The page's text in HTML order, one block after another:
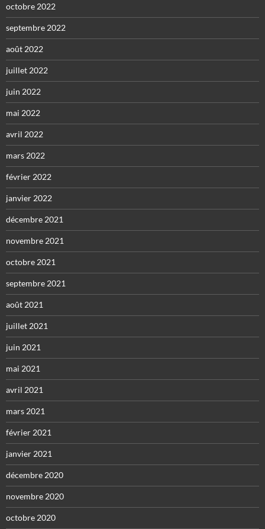
octobre 2022
septembre 2022
août 2022
juillet 2022
juin 2022
mai 2022
avril 2022
mars 2022
février 2022
janvier 2022
décembre 2021
novembre 2021
octobre 2021
septembre 2021
août 2021
juillet 2021
juin 2021
mai 2021
avril 2021
mars 2021
février 2021
janvier 2021
décembre 2020
novembre 2020
octobre 2020